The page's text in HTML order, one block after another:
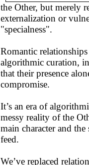
the Other, but merely
externalization or
"specialness".
Romantic
algorithmic curation,
that their presence
compromise.
It’s an era of
messy reality of the
main character and
feed.
We’ve replaced